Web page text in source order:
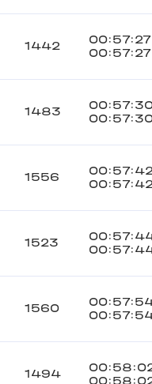
1442
00:57:27
00:57:27
1483
1556
1523
1560
1494